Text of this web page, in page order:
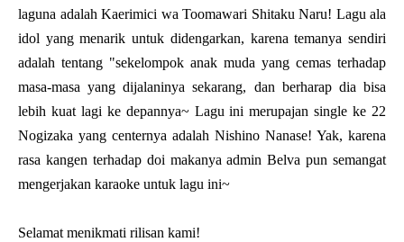
laguna adalah Kaerimici wa Toomawari Shitaku Naru! Lagu ala
idol yang menarik untuk didengarkan, karena temanya sendiri
adalah tentang "sekelompok anak muda yang cemas terhadap
masa-masa yang dijalaninya sekarang, dan berharap dia bisa
lebih kuat lagi ke depannya~ Lagu ini merupajan single ke 22
Nogizaka yang centernya adalah Nishino Nanase! Yak, karena
rasa kangen terhadap doi makanya admin Belva pun semangat
mengerjakan karaoke untuk lagu ini~
Selamat menikmati rilisan kami!